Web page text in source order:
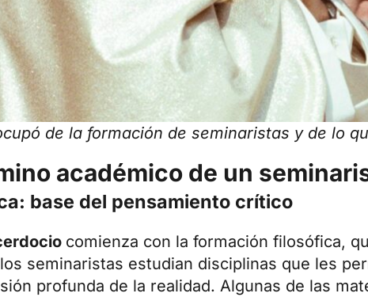
de la formación de seminaristas y de lo
académico de un
base del pensamiento crítico
comienza con la formación filosófica,
seminaristas estudian disciplinas que les
profunda de la realidad. Algunas de las